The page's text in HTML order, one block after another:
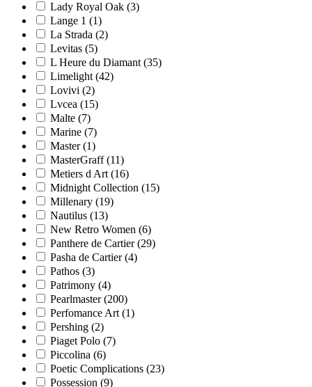
Lady Royal Oak (3)
Lange 1 (1)
La Strada (2)
Levitas (5)
L Heure du Diamant (35)
Limelight (42)
Lovivi (2)
Lvcea (15)
Malte (7)
Marine (7)
Master (1)
MasterGraff (11)
Metiers d Art (16)
Midnight Collection (15)
Millenary (19)
Nautilus (13)
New Retro Women (6)
Panthere de Cartier (29)
Pasha de Cartier (4)
Pathos (3)
Patrimony (4)
Pearlmaster (200)
Perfomance Art (1)
Pershing (2)
Piaget Polo (7)
Piccolina (6)
Poetic Complications (23)
Possession (9)